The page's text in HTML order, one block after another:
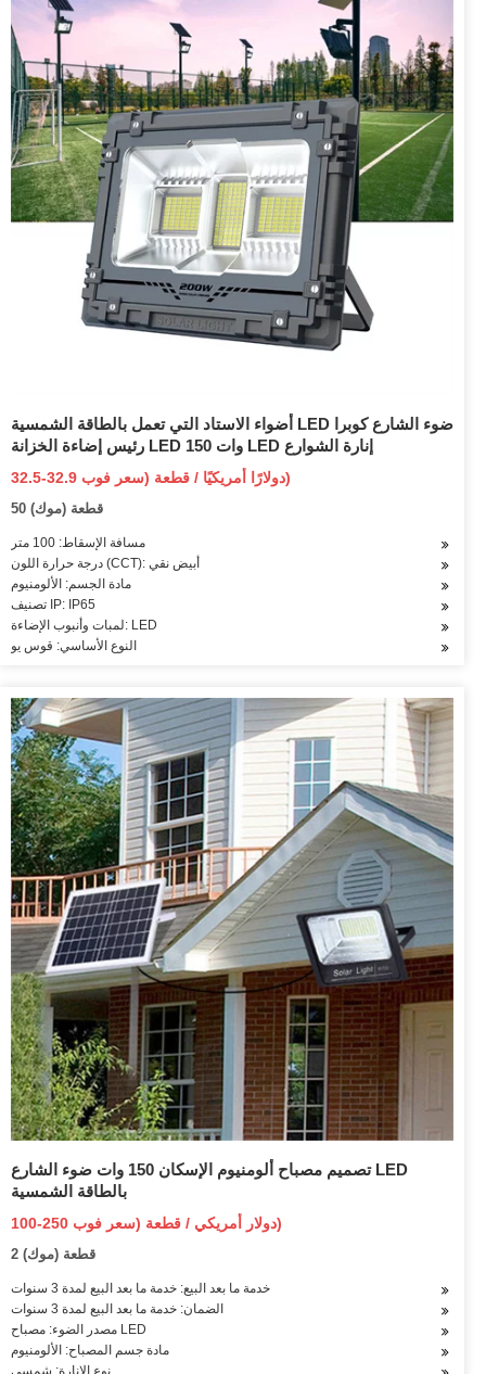
أضواء الاستاد التي تعمل بالطاقة الشمسية LED ضوء الشارع كوبرا
رئيس إضاءة الخزانة LED 150 وات LED إنارة الشوارع
32.5-32.9 دولارًا أمريكيًا / قطعة (سعر فوب)
50 قطعة (موك)
مسافة الإسقاط: 100 متر
درجة حرارة اللون (CCT): أبيض نقي
مادة الجسم: الألومنيوم
تصنيف IP: IP65
لمبات وأنبوب الإضاءة: LED
النوع الأساسي: قوس يو
تصميم مصباح ألومنيوم الإسكان 150 وات ضوء الشارع LED
بالطاقة الشمسية
100-250 دولار أمريكي / قطعة (سعر فوب)
2 قطعة (موك)
خدمة ما بعد البيع: خدمة ما بعد البيع لمدة 3 سنوات
الضمان: خدمة ما بعد البيع لمدة 3 سنوات
مصدر الضوء: مصباح LED
مادة جسم المصباح: الألومنيوم
نوع الإنارة: شمسي